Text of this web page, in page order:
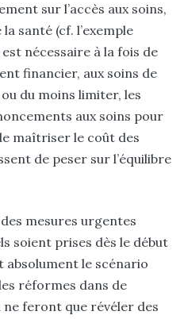
sur l’accès aux soins,
santé (cf. l’exemple
nécessaire à la fois de
financier, aux soins de
du moins limiter, les
aux soins pour
maîtriser le coût des
de peser sur l’équilibre
mesures urgentes
soient prises dès le début
absolument le scénario
réformes dans de
feront que révéler des